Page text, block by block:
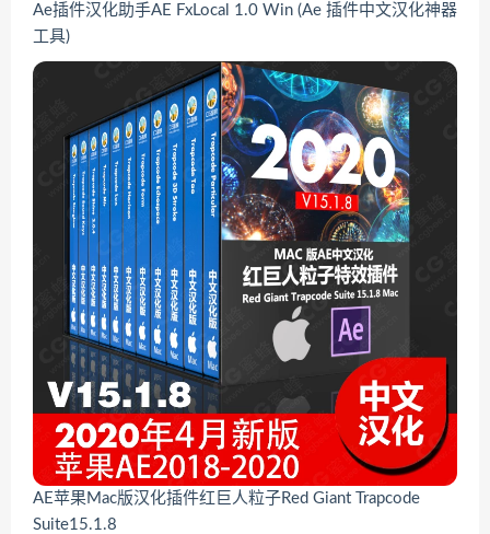
Ae插件汉化助手AE FxLocal 1.0 Win (Ae 插件中文汉化神器
工具)
AE苹果Mac版汉化插件红巨人粒子Red Giant Trapcode
Suite15.1.8